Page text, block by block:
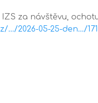
IZS za návštěvu,
…/2026-05-25-den…/